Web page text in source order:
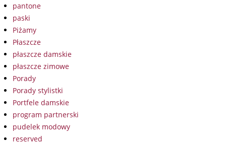
pantone
paski
Piżamy
Płaszcze
płaszcze damskie
płaszcze zimowe
Porady
Porady stylistki
Portfele damskie
program partnerski
pudelek modowy
reserved